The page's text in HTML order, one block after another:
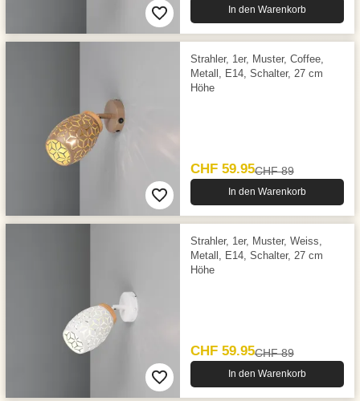
In den Warenkorb
Strahler, 1er, Muster, Coffee,
Metall, E14, Schalter, 27 cm
Höhe
CHF 59.95CHF 89
In den Warenkorb
Strahler, 1er, Muster, Weiss,
Metall, E14, Schalter, 27 cm
Höhe
CHF 59.95CHF 89
In den Warenkorb